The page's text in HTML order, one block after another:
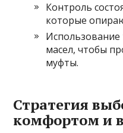
Контроль
которые
масел, чтобы
муфты.
Стратегия
комфортом и